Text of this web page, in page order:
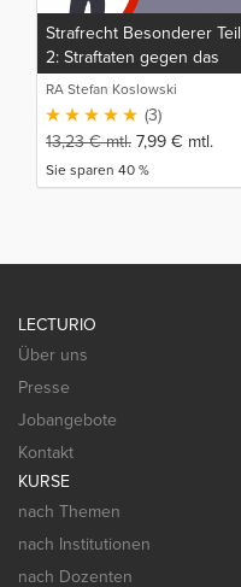
Strafrecht Besonderer Teil
2: Straftaten gegen das
Vermögen
RA Stefan Koslowski
(3)
13,23€mtl. 7,99 € mtl.
Sie sparen 40 %
LECTURIO
Über uns
Presse
Jobangebote
Kontakt
KURSE
nach Themen
nach Institutionen
nach Dozenten